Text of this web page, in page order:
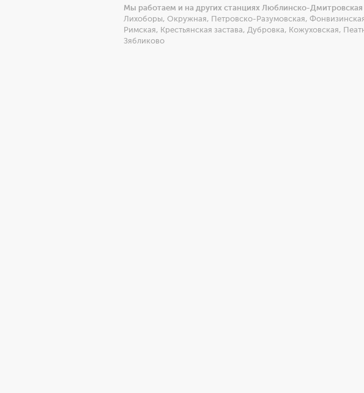
Мы работаем и на других станциях Люблинско-
Лихоборы, Окружная, Петровско-Разумовская,
Римская, Крестьянская застава, Дубровка, Кожуховская,
Зябликово